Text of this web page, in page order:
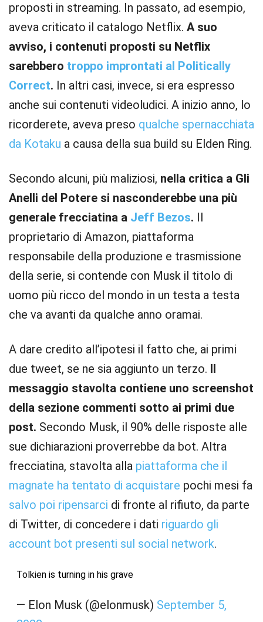
proposti in streaming. In passato, ad esempio,
aveva criticato il catalogo Netflix. A suo
avviso, i contenuti proposti su Netflix
sarebbero troppo improntati al Politically
Correct. In altri casi, invece, si era espresso
anche sui contenuti videoludici. A inizio anno, lo
ricorderete, aveva preso qualche spernacchiata
da Kotaku a causa della sua build su Elden Ring.
Secondo alcuni, più maliziosi, nella critica a Gli
Anelli del Potere si nasconderebbe una più
generale frecciatina a Jeff Bezos. Il
proprietario di Amazon, piattaforma
responsabile della produzione e trasmissione
della serie, si contende con Musk il titolo di
uomo più ricco del mondo in un testa a testa
che va avanti da qualche anno oramai.
A dare credito all’ipotesi il fatto che, ai primi
due tweet, se ne sia aggiunto un terzo. Il
messaggio stavolta contiene uno screenshot
della sezione commenti sotto ai primi due
post. Secondo Musk, il 90% delle risposte alle
sue dichiarazioni proverrebbe da bot. Altra
frecciatina, stavolta alla piattaforma che il
magnate ha tentato di acquistare pochi mesi fa
salvo poi ripensarci di fronte al rifiuto, da parte
di Twitter, di concedere i dati riguardo gli
account bot presenti sul social network.
Tolkien is turning in his grave
— Elon Musk (@elonmusk) September 5,